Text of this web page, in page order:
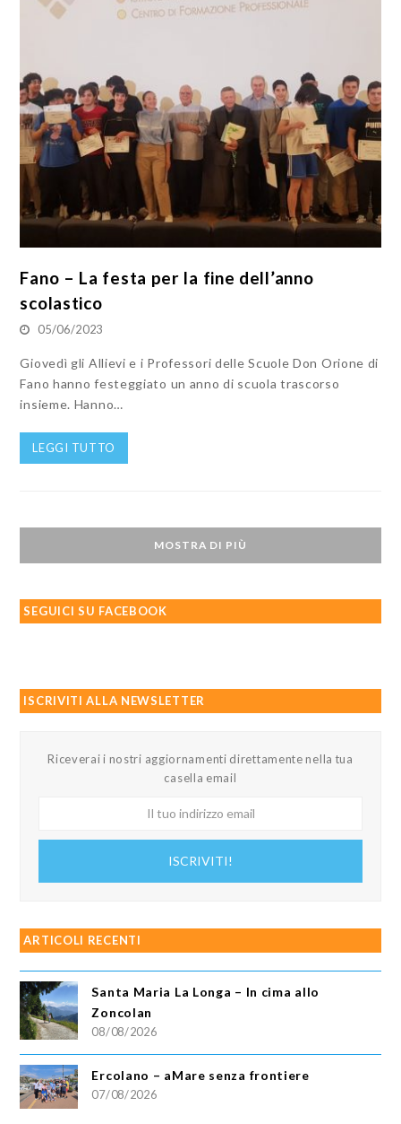
Fano – La festa per la fine dell’anno
scolastico
05/06/2023
Giovedì gli Allievi e i Professori delle Scuole Don Orione di
Fano hanno festeggiato un anno di scuola trascorso
insieme. Hanno…
LEGGI TUTTO
MOSTRA DI PIÙ
SEGUICI SU FACEBOOK
ISCRIVITI ALLA NEWSLETTER
Riceverai i nostri aggiornamenti direttamente nella tua
casella email
ISCRIVITI!
ARTICOLI RECENTI
Santa Maria La Longa – In cima allo
Zoncolan
08/08/2026
Ercolano – aMare senza frontiere
07/08/2026